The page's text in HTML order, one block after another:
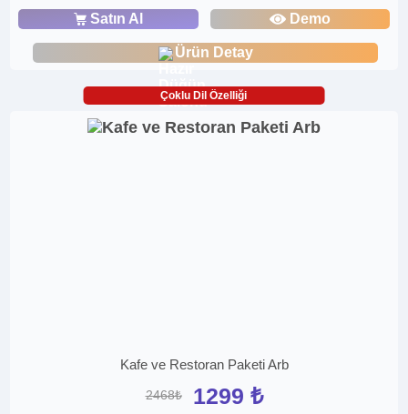
Satın Al Demo
Ürün Detay
Çoklu Dil Özelliği
Kafe ve Restoran Paketi Arb
2468₺ 1299 ₺